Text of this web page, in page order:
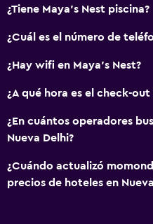
¿Tiene Maya's Nest piscina?
¿Cuál es el número de
¿Hay wifi en Maya's Nest?
¿A qué hora es el check-out
¿En cuántos operadores
Nueva Delhi?
¿Cuándo actualizó
precios de hoteles en